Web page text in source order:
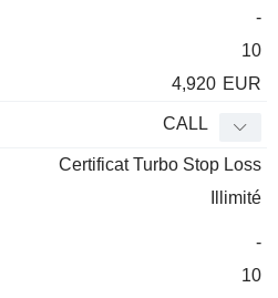
-
10
4,920 EUR
CALL
Certificat Turbo Stop Loss
Illimité
-
10